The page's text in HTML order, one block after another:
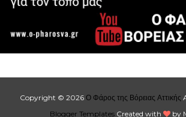
Copyright © 2026 Ο Φάρος της Βόρειας Αττικής
Blogger TemplatesCreated with by